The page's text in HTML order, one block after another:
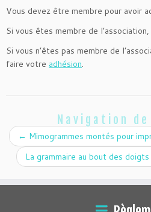
Vous devez être membre pour avoir
Si vous êtes membre de
Si vous n’êtes pas membre de
faire votre adhésion.
Navigation
← Mimogrammes montés pour
La grammaire au bout des